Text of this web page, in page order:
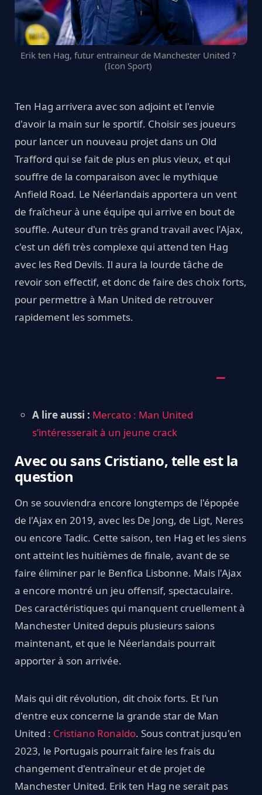
Erik ten Hag, futur entraineur de Manchester United ?
(Icon Sport)
Ten Hag arrivera avec son adjoint et l'envie
d'avoir la main sur le sportif. Choisir ses joueurs
pour lancer un nouveau projet dans un Old
Trafford qui se fait de plus en plus vieux, et qui
souffre de la comparaison avec le mythique
Anfield Road. Le Néerlandais apportera un vent
de fraîcheur à une équipe qui arrive en bout de
souffle. Auteur d'un très grand travail avec l'Ajax,
c'est un défi très complexe qui attend ten Hag
avec les Red Devils. Il aura la lourde tâche de
revoir son effectif, et donc de faire des choix forts,
pour permettre à Man United de retrouver
rapidement les sommets.
A lire aussi : Mercato : Man United
s’intéresserait à un jeune crack
Avec ou sans Cristiano, telle est la
question
On se souviendra encore longtemps de l'épopée
de l'Ajax en 2019, avec les De Jong, de Ligt, Neres
ou encore Tadic. Cette saison, ten Hag et les siens
ont atteint les huitièmes de finale, avant de se
faire éliminer par le Benfica Lisbonne. Mais l'Ajax
a encore montré un jeu offensif, spectaculaire.
Des caractéristiques qui manquent cruellement à
Manchester United depuis plusieurs saions
maintenant, et que le Néerlandais pourrait
apporter à son arrivée.
Mais qui dit révolution, dit choix forts. Et l'un
d'entre eux concerne la grande star de Man
United : Cristiano Ronaldo. Sous contrat jusqu'en
2023, le Portugais pourrait faire les frais du
changement d'entraîneur et de projet de
Manchester United. Erik ten Hag ne serait pas